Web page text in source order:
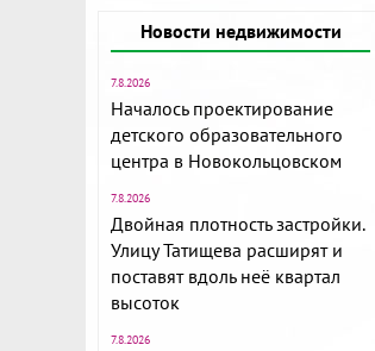
Новости недвижимости
7.8.2026
Началось проектирование
детского образовательного
центра в Новокольцовском
7.8.2026
Двойная плотность застройки.
Улицу Татищева расширят и
поставят вдоль неё квартал
высоток
7.8.2026